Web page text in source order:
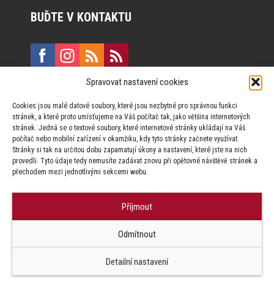
Spravovat nastavení cookies
Cookies jsou malé datové soubory, které jsou nezbytné pro správnou funkci
stránek, a které proto umísťujeme na Váš počítač tak, jako většina internetových
stránek. Jedná se o textové soubory, které internetové stránky ukládají na Váš
počítač nebo mobilní zařízení v okamžiku, kdy tyto stránky začnete využívat.
Stránky si tak na určitou dobu zapamatují úkony a nastavení, které jste na nich
provedli. Tyto údaje tedy nemusíte zadávat znovu při opětovné návštěvě stránek a
přechodem mezi jednotlivými sekcemi webu.
Příjmout
Odmítnout
Detailní nastavení
BUĎTE V KONTAKTU
Vinohradská 190, 130 00 Praha 3
Za publikovaný obsah odpovídají jednotliví autoři.
Factory s.r.o. zapovězeno.